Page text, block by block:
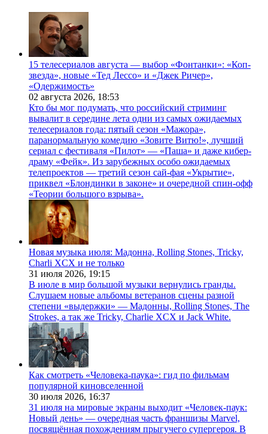
15 телесериалов августа — выбор «Фонтанки»: «Коп-
звезда», новые «Тед Лессо» и «Джек Ричер»,
«Одержимость»
02 августа 2026, 18:53
Кто бы мог подумать, что российский стриминг
вывалит в середине лета одни из самых ожидаемых
телесериалов года: пятый сезон «Мажора»,
паранормальную комедию «Зовите Витю!», лучший
сериал с фестиваля «Пилот» — «Паша» и даже кибер-
драму «Фейк». Из зарубежных особо ожидаемых
телепроектов — третий сезон сай-фая «Укрытие»,
приквел «Блондинки в законе» и очередной спин-офф
«Теории большого взрыва».
Новая музыка июля: Мадонна, Rolling Stones, Tricky,
Charli XCX и не только
31 июля 2026, 19:15
В июле в мир большой музыки вернулись гранды.
Слушаем новые альбомы ветеранов сцены разной
степени «выдержки» — Мадонны, Rolling Stones, The
Strokes, а так же Tricky, Charlie XCX и Jack White.
Как смотреть «Человека-паука»: гид по фильмам
популярной киновселенной
30 июля 2026, 16:37
31 июля на мировые экраны выходит «Человек-паук:
Новый день» — очередная часть франшизы Marvel,
посвящённая похождениям прыгучего супергероя. В